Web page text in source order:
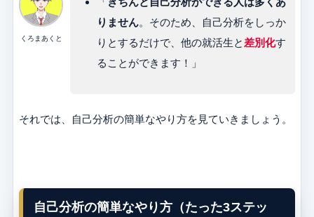
くろまあくと
りません。そのため、自己分析をしっか
りとするだけで、他の就活生と 差別化す
ることができます！」
それでは、自己分析の簡単なやり方を見ていきましょう。
自己分析の簡単なやり方（たった3ステッ